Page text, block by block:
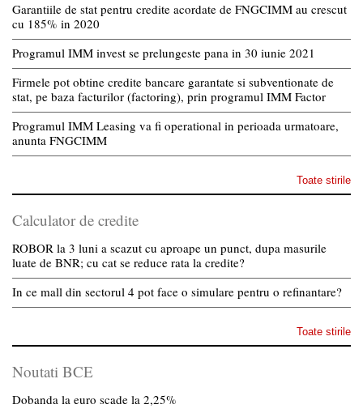
Garantiile de stat pentru credite acordate de FNGCIMM au crescut
cu 185% in 2020
Programul IMM invest se prelungeste pana in 30 iunie 2021
Firmele pot obtine credite bancare garantate si subventionate de
stat, pe baza facturilor (factoring), prin programul IMM Factor
Programul IMM Leasing va fi operational in perioada urmatoare,
anunta FNGCIMM
Toate stirile
Calculator de credite
ROBOR la 3 luni a scazut cu aproape un punct, dupa masurile
luate de BNR; cu cat se reduce rata la credite?
In ce mall din sectorul 4 pot face o simulare pentru o refinantare?
Toate stirile
Noutati BCE
Dobanda la euro scade la 2,25%